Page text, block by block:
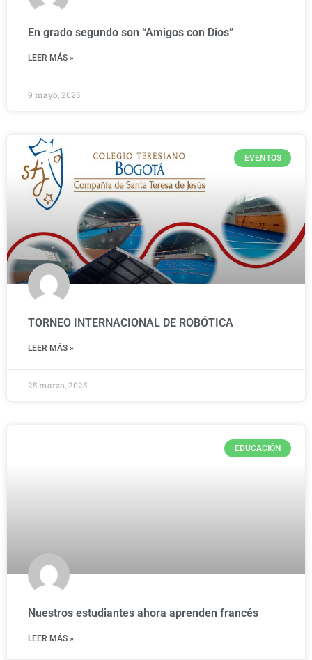
En grado segundo son “Amigos con Dios”
LEER MÁS »
9 mayo, 2025
EVENTOS
TORNEO INTERNACIONAL DE ROBÓTICA
LEER MÁS »
25 marzo, 2025
EDUCACIÓN
Nuestros estudiantes ahora aprenden francés
LEER MÁS »